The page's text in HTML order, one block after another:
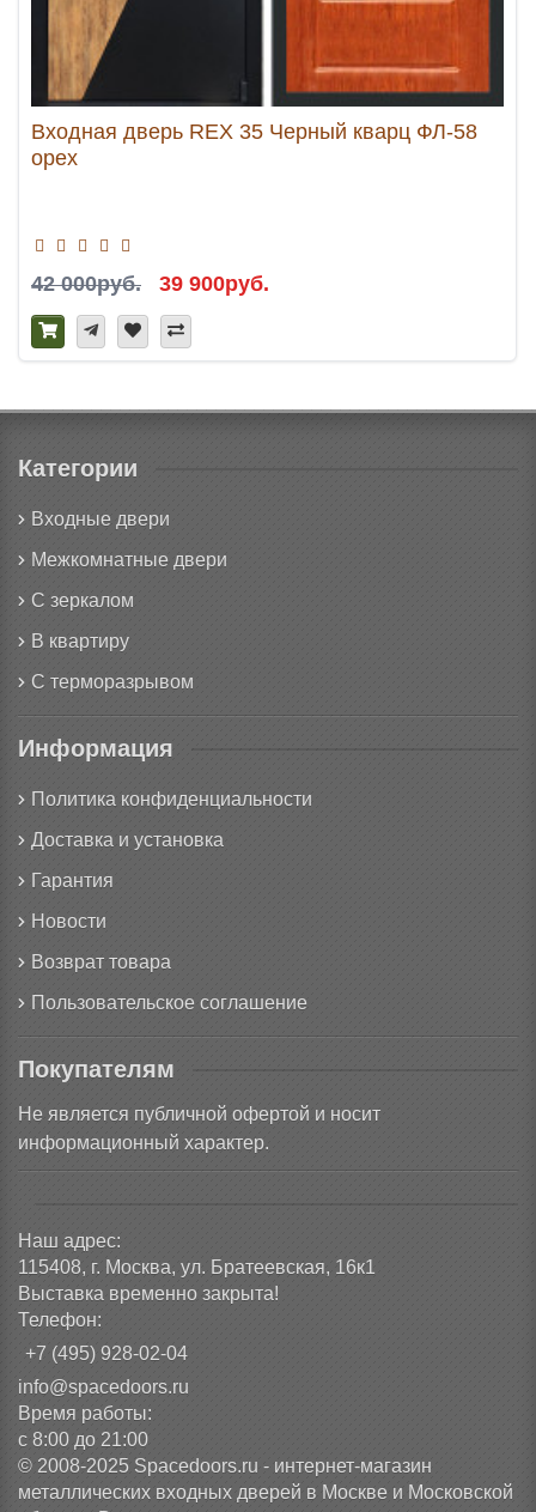
Входная дверь REX 35 Черный кварц ФЛ-58
орех
42 000руб. 39 900руб.
Категории
Входные двери
Межкомнатные двери
С зеркалом
В квартиру
С терморазрывом
Информация
Политика конфиденциальности
Доставка и установка
Гарантия
Новости
Возврат товара
Пользовательское соглашение
Покупателям
Не является публичной офертой и носит
информационный характер.
Наш адрес:
115408, г. Москва, ул. Братеевская, 16к1
Выставка временно закрыта!
Телефон:
+7 (495) 928-02-04
info@spacedoors.ru
Время работы:
с 8:00 до 21:00
© 2008-2025 Spacedoors.ru - интернет-магазин
металлических входных дверей в Москве и Московской